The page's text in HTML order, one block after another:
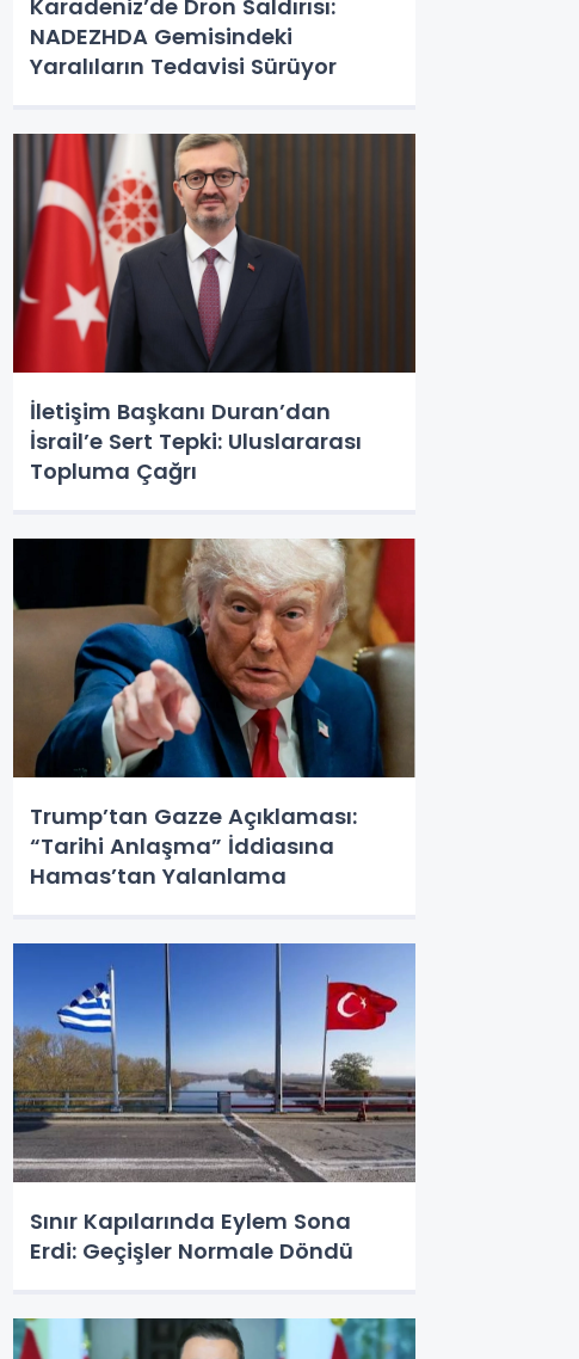
Karadeniz’de Dron Saldırısı:
NADEZHDA Gemisindeki
Yaralıların Tedavisi Sürüyor
İletişim Başkanı Duran’dan
İsrail’e Sert Tepki: Uluslararası
Topluma Çağrı
Trump’tan Gazze Açıklaması:
“Tarihi Anlaşma” İddiasına
Hamas’tan Yalanlama
Sınır Kapılarında Eylem Sona
Erdi: Geçişler Normale Döndü